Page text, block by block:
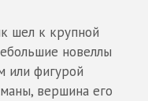
шел к крупной
новеллы
или фигурой
вершина его